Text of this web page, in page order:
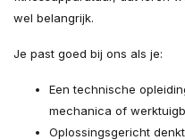
wel belangrijk.
Je past goed bij ons als je:
Een technische
mechanica of
Oplossingsgericht denkt